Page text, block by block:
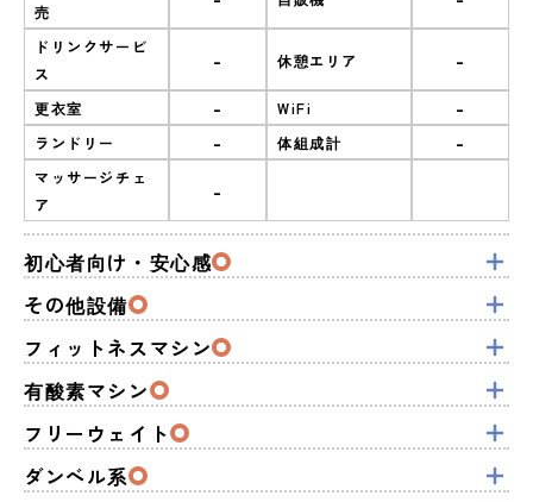
売
ドリンクサービ
ス
- 休憩エリア -
更衣室 - WiFi -
ランドリー - 体組成計 -
マッサージチェ
ア
-
初心者向け・安心感
その他設備
フィットネスマシン
有酸素マシン
フリーウェイト
ダンベル系